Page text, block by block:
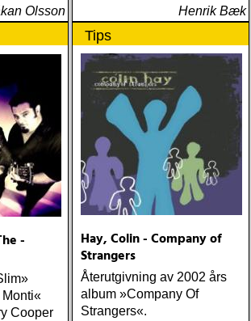
ÅRETS 'LILLA' PAUL
SIMON: harper simon :
harper simon (tulsi) ÅRETS
JD SOUTHER: iain
matthews : joy mining
(matrix) ÅRETS FANBASE-
PROJEKT: jill sobule :
california years (pinko)
ÅRETS GUY CLARK: keith
miles : beyond the
headlights (house of trout)
ÅRETS
AMERICA/BYRDS/
(tapete) ÅRETS
SUPERGRUPP: monsters
of folk : monsters of folk
(rough trade) ÅRETS T-
BONE BURNETT:
Olsson
Henrik Bæk
-
Monti«
Cooper
Tips
Hay, Colin - Company of
Strangers
Återutgivning av 2002 års
album »Company Of
Strangers«.